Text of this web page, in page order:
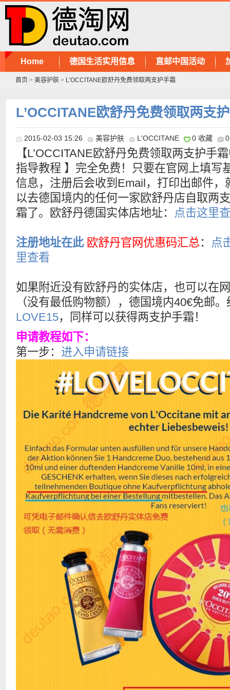
Home 德国生活实用信息 直邮中国活动
首页 > 美容护肤 > L’OCCITANE欧舒丹免费领取两支护手霜
L’OCCITANE欧舒丹免费领取两支
2015-02-03 15:26 美容护肤 L'OCCITANE 0 收藏
【L’OCCITANE欧舒丹免费领取两支护手
指导教程 】完全免费！只要在官网上填写
信息，注册后会收到Email，打印出邮件，
以去德国境内的任何一家欧舒丹店自取两
霜了。欧舒丹德国实体店地址： 点击这里
注册地址在此 欧舒丹官网优惠码汇总 ： 点
里查看
如果附近没有欧舒丹的实体店，也可以在
（没有最低购物额），德国境内40€免邮
LOVE15，同样可以获得两支护手霜！
申请教程如下：
第一步： 进入申请链接